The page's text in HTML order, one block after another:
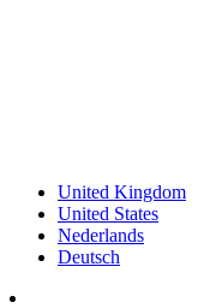
United Kingdom
United States
Nederlands
Deutsch